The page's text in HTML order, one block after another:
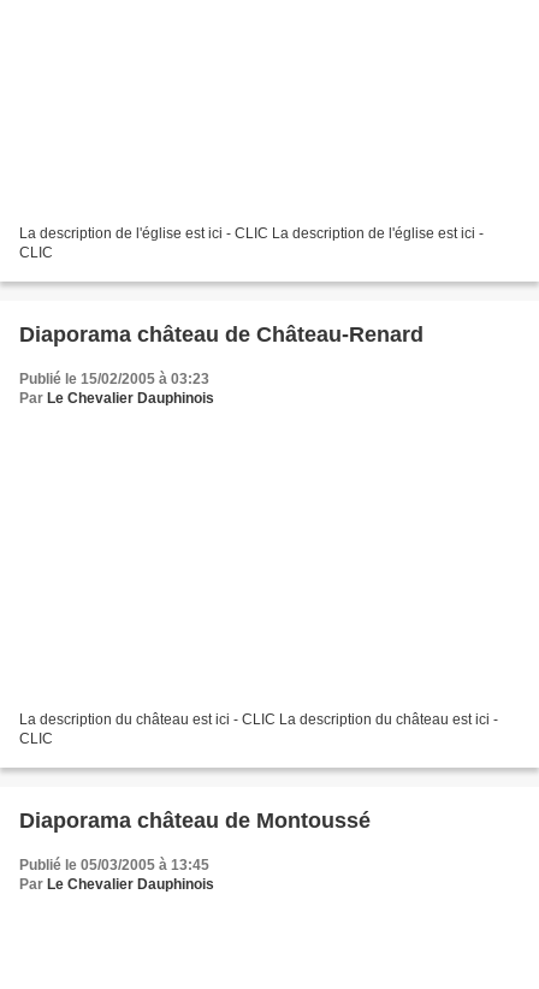
La description de l'église est ici - CLIC La description de l'église est ici -
CLIC
Diaporama château de Château-Renard
Publié le 15/02/2005 à 03:23
Par Le Chevalier Dauphinois
La description du château est ici - CLIC La description du château est ici -
CLIC
Diaporama château de Montoussé
Publié le 05/03/2005 à 13:45
Par Le Chevalier Dauphinois